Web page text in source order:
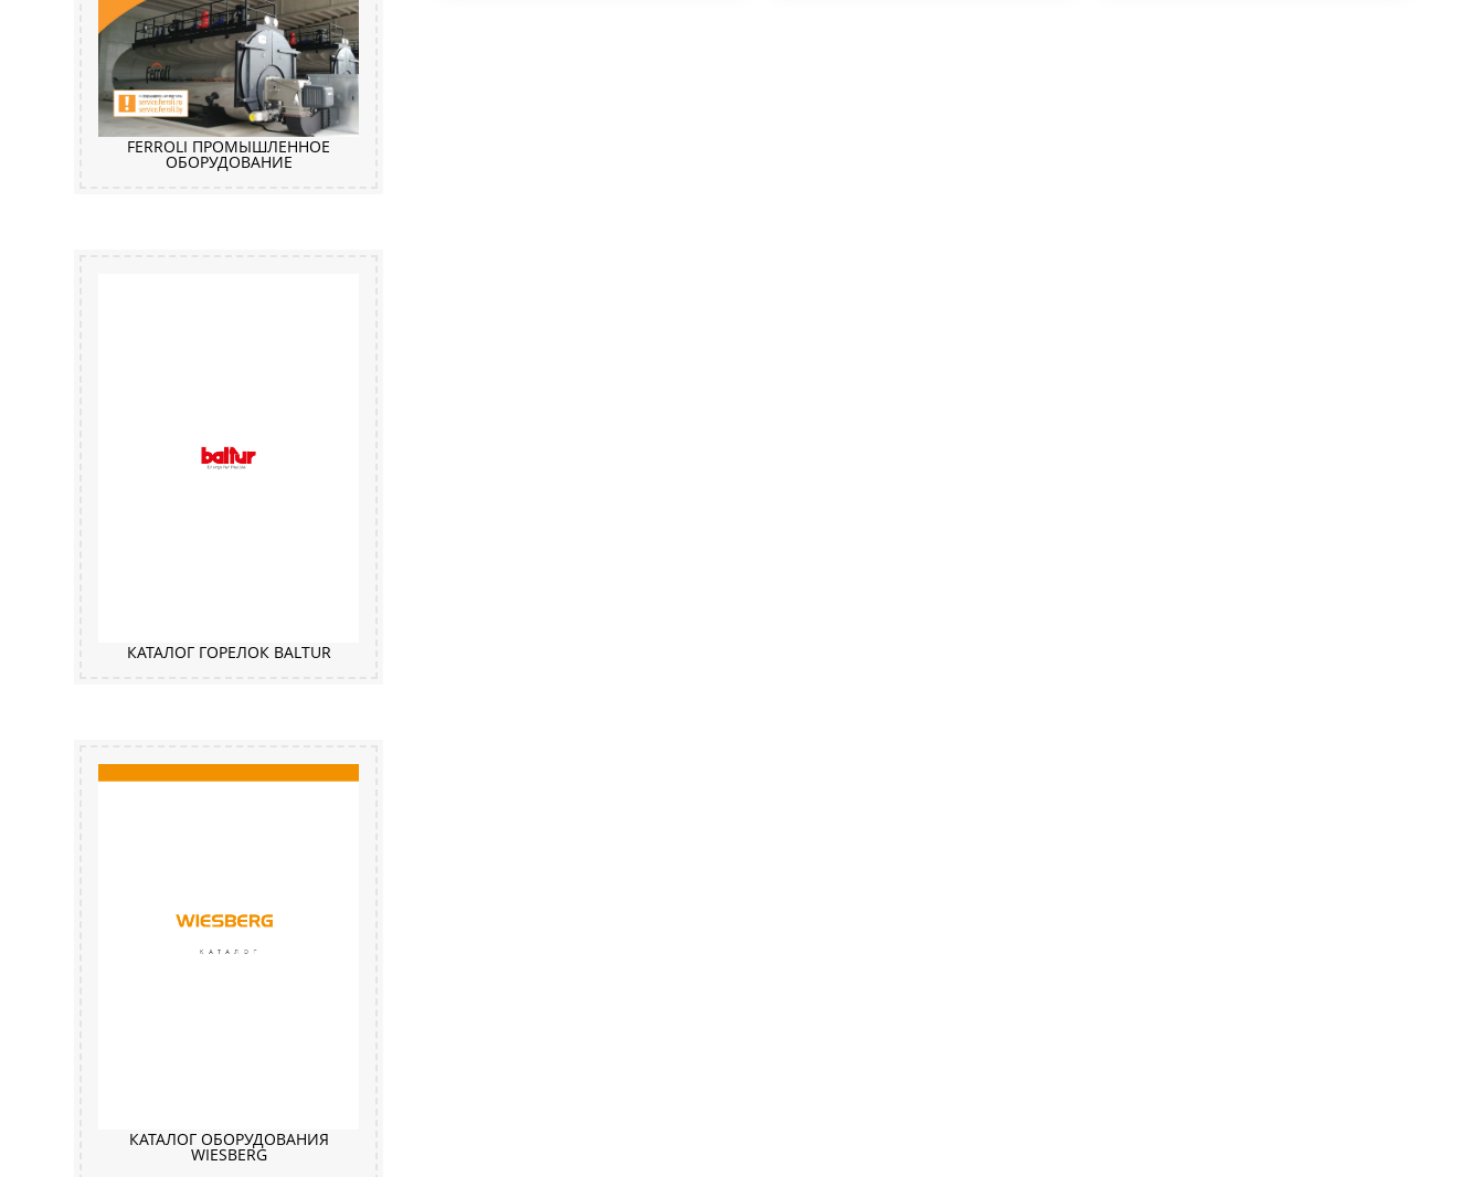
FERROLI ПРОМЫШЛЕННОЕ
ОБОРУДОВАНИЕ
КАТАЛОГ ГОРЕЛОК BALTUR
КАТАЛОГ ОБОРУДОВАНИЯ
WIESBERG